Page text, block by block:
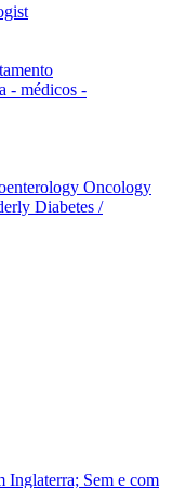
- médicos -
Oncology
Diabetes /
Inglaterra; Sem e com